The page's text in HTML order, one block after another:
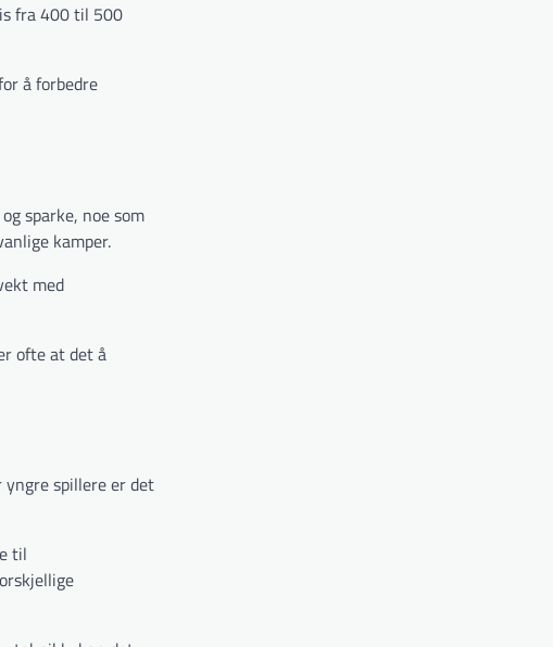
fra 400 til 500
å forbedre
sparke, noe som
kamper.
med
ofte at det å
spillere er det
til